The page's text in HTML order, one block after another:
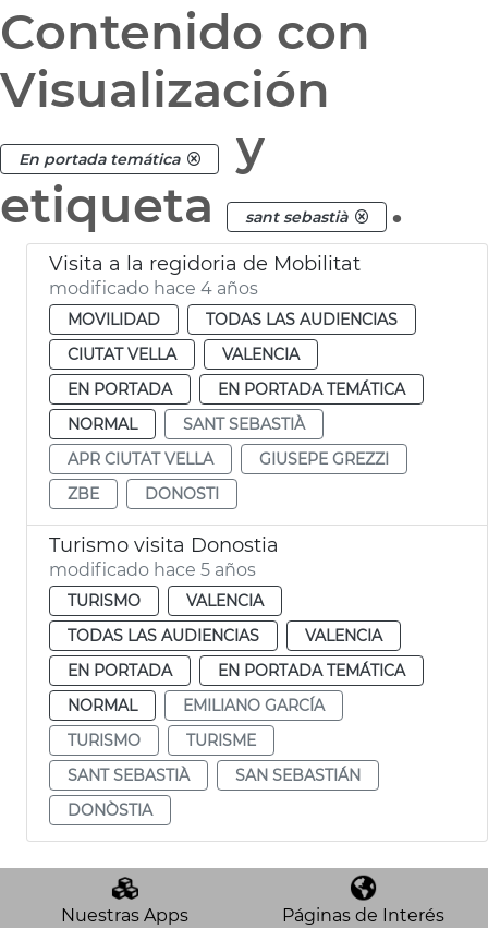
Contenido con
Visualización
En portada temática
y
etiqueta
sant sebastià .
Visita a la regidoria de Mobilitat
modificado hace 4 años
MOVILIDAD
TODAS LAS AUDIENCIAS
CIUTAT VELLA
VALENCIA
EN PORTADA
EN PORTADA TEMÁTICA
NORMAL
SANT SEBASTIÀ
APR CIUTAT VELLA
GIUSEPE GREZZI
ZBE
DONOSTI
Turismo visita Donostia
modificado hace 5 años
TURISMO
VALENCIA
TODAS LAS AUDIENCIAS
VALENCIA
EN PORTADA
EN PORTADA TEMÁTICA
NORMAL
EMILIANO GARCÍA
TURISMO
TURISME
SANT SEBASTIÀ
SAN SEBASTIÁN
DONÒSTIA
Nuestras Apps Páginas de Interés